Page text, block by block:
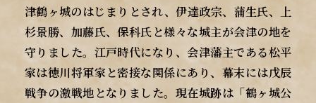
津鶴ヶ城のはじまりとされ、伊達政宗、蒲生氏、上
杉景勝、加藤氏、保科氏と様々な城主が会津の地を
守りました。江戸時代になり、会津藩主である松平
家は徳川将軍家と密接な関係にあり、幕末には戊辰
戦争の激戦地となりました。現在城跡は「鶴ヶ城公